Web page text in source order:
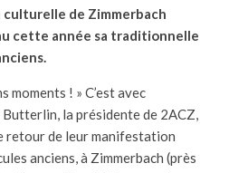
culturelle de Zimmerbach
cette année sa traditionnelle
moments ! » C’est avec
la présidente de 2ACZ,
retour de leur manifestation
anciens, à Zimmerbach (près